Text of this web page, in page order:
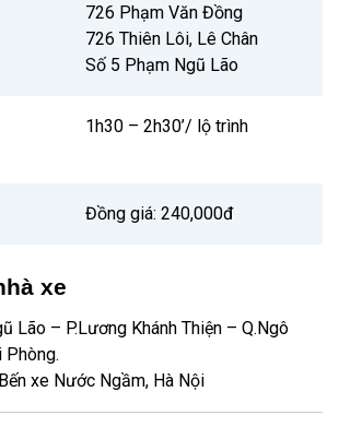
726 Phạm Văn Đồng
726 Thiên Lôi, Lê Chân
Số 5 Phạm Ngũ Lão
1h30 – 2h30’/ lộ trình
Đồng giá: 240,000đ
xe
Lão – P.Lương Khánh Thiện – Q.Ngô
Phòng.
xe Nước Ngầm, Hà Nội